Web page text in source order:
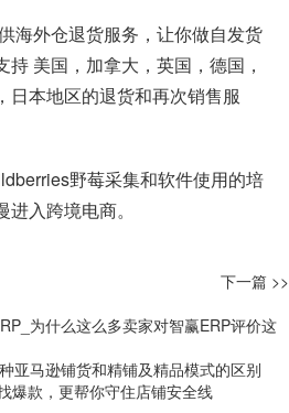
海外仓退货服务，让你做自发货
美国，加拿大，英国，德国，
日本地区的退货和再次销售服
野莓采集和软件使用的培
入跨境电商。
下一篇 >>
为什么这么多卖家对智赢ERP评价这
亚马逊铺货和精铺及精品模式的区别
爆款，更帮你守住店铺安全线